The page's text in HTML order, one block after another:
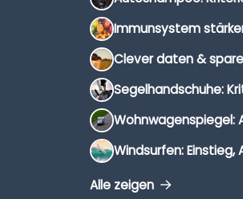
Alle zeigen